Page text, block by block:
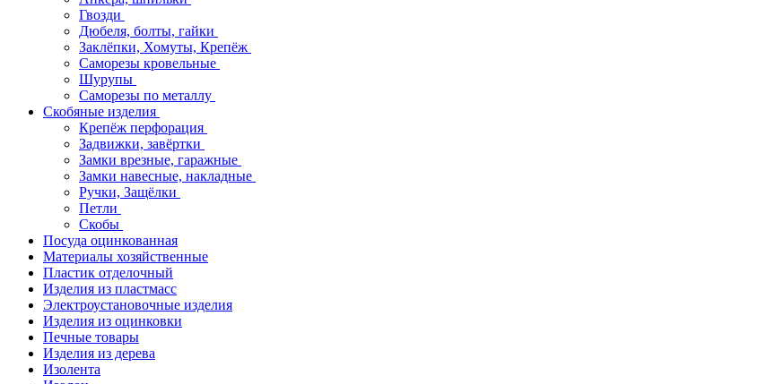
Гвозди
Дюбеля, болты, гайки
Заклёпки, Хомуты, Крепёж
Саморезы кровельные
Шурупы
Саморезы по металлу
Скобяные изделия
Крепёж перфорация
Задвижки, завёртки
Замки врезные, гаражные
Замки навесные, накладные
Ручки, Защёлки
Петли
Скобы
Посуда оцинкованная
Материалы хозяйственные
Пластик отделочный
Изделия из пластмасс
Электроустановочные изделия
Изделия из оцинковки
Печные товары
Изделия из дерева
Изолента